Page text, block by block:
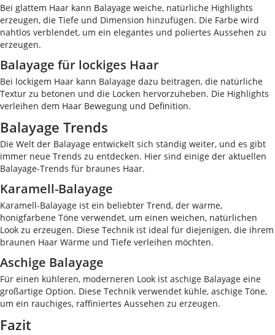
Bei glattem Haar kann Balayage weiche, natürliche Highlights
erzeugen, die Tiefe und Dimension hinzufügen. Die Farbe wird
nahtlos verblendet, um ein elegantes und poliertes Aussehen zu
erzeugen.
Balayage für lockiges Haar
Bei lockigem Haar kann Balayage dazu beitragen, die natürliche
Textur zu betonen und die Locken hervorzuheben. Die Highlights
verleihen dem Haar Bewegung und Definition.
Balayage Trends
Die Welt der Balayage entwickelt sich ständig weiter, und es gibt
immer neue Trends zu entdecken. Hier sind einige der aktuellen
Balayage-Trends für braunes Haar.
Karamell-Balayage
Karamell-Balayage ist ein beliebter Trend, der warme,
honigfarbene Töne verwendet, um einen weichen, natürlichen
Look zu erzeugen. Diese Technik ist ideal für diejenigen, die ihrem
braunen Haar Wärme und Tiefe verleihen möchten.
Aschige Balayage
Für einen kühleren, moderneren Look ist aschige Balayage eine
großartige Option. Diese Technik verwendet kühle, aschige Töne,
um ein rauchiges, raffiniertes Aussehen zu erzeugen.
Fazit